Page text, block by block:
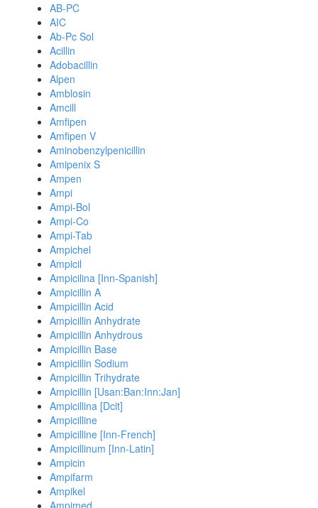
AB-PC
AIC
Ab-Pc Sol
Acillin
Adobacillin
Alpen
Amblosin
Amcill
Amfipen
Amfipen V
Aminobenzylpenicillin
Amipenix S
Ampen
Ampi
Ampi-Bol
Ampi-Co
Ampi-Tab
Ampichel
Ampicil
Ampicilina [Inn-Spanish]
Ampicillin A
Ampicillin Acid
Ampicillin Anhydrate
Ampicillin Anhydrous
Ampicillin Base
Ampicillin Sodium
Ampicillin Trihydrate
Ampicillin [Usan:Ban:Inn:Jan]
Ampicillina [Dcit]
Ampicilline
Ampicilline [Inn-French]
Ampicillinum [Inn-Latin]
Ampicin
Ampifarm
Ampikel
Ampimed